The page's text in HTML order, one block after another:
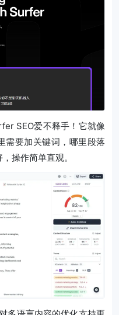
SEO爱不释手！它就像
需要加关键词，哪里段落
操作简单直观。